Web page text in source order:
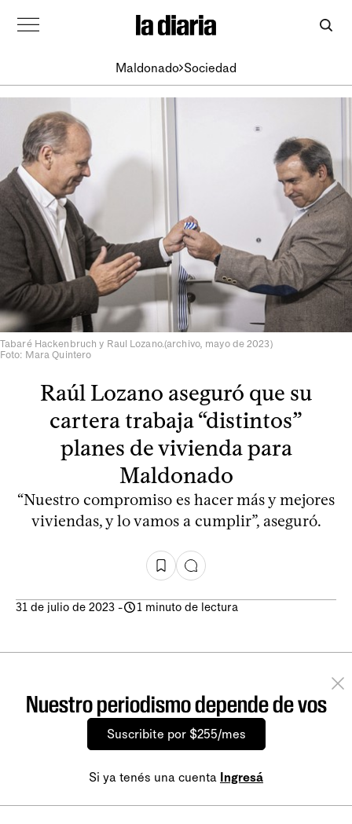
Maldonado Sociedad
Tabaré Hackenbruch y Raul Lozano.(archivo, mayo de 2023)
Foto: Mara Quintero
Raúl Lozano aseguró que su
cartera trabaja “distintos”
planes de vivienda para
Maldonado
“Nuestro compromiso es hacer más y mejores
viviendas, y lo vamos a cumplir”, aseguró.
31 de julio de 2023 - 1 minuto de lectura
Nuestro periodismo depende de vos
Suscribite por $255/mes
Si ya tenés una cuenta Ingresá